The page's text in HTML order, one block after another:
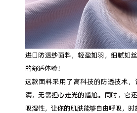
进口防透纱面料，轻盈如羽，细腻如
的舒适体验！
这款面料采用了高科技的防透技术
满，无需担心走光的尴尬。同时，它
吸湿性，让你的肌肤能够自由呼吸，时